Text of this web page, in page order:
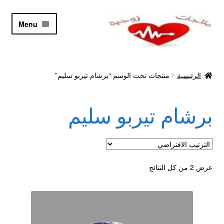
Skip
Skip
Menu
أدوية تكبير و تضخيم العضو
اتصل بنا
اتمام الطلب
ادوية تخسيس
الرئيسية منتجات تحت الوسم “برشام تيربو سليم”
برشام تيربو سليم
عرض ⁦2⁩ من كل النتائج